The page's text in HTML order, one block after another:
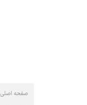
صفحه اصلی